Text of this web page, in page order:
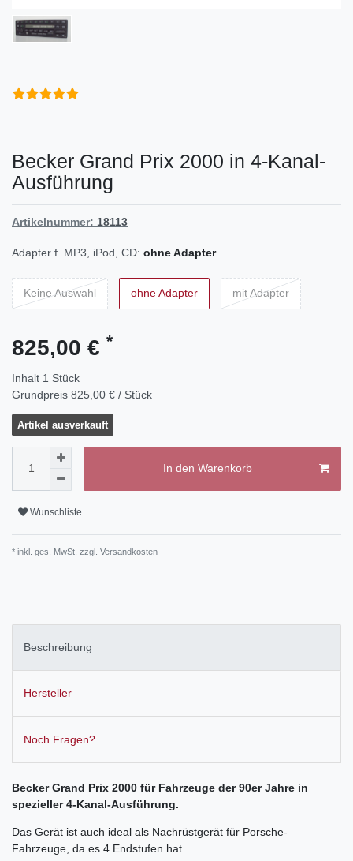
Becker Grand Prix 2000 in 4-Kanal-
Ausführung
Artikelnummer: 18113
Adapter f. MP3, iPod, CD: ohne Adapter
Keine Auswahl ohne Adapter mit Adapter
825,00 € *
Inhalt 1 Stück
Grundpreis 825,00 € / Stück
Artikel ausverkauft
In den Warenkorb
Wunschliste
* inkl. ges. MwSt. zzgl. Versandkosten
Beschreibung
Hersteller
Noch Fragen?
Becker Grand Prix 2000 für Fahrzeuge der 90er Jahre in
spezieller 4-Kanal-Ausführung.
Das Gerät ist auch ideal als Nachrüstgerät für Porsche-
Fahrzeuge, da es 4 Endstufen hat.